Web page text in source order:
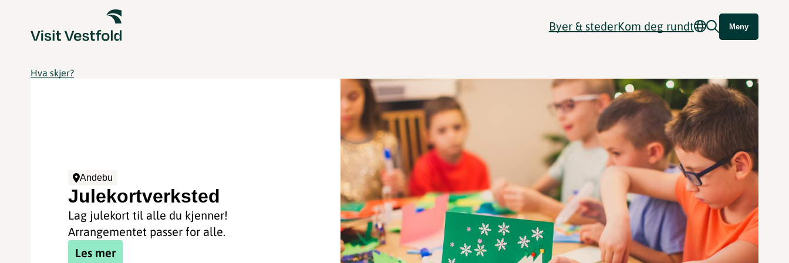
Byer & stederKom deg rundt Meny
Hva skjer?
Andebu
Julekortverksted
Lag julekort til alle du kjenner!
Arrangementet passer for alle.
Les mer